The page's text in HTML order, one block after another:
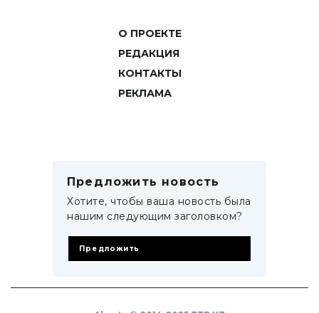
О ПРОЕКТЕ
РЕДАКЦИЯ
КОНТАКТЫ
РЕКЛАМА
Предложить новость
Хотите, чтобы ваша новость была
нашим следующим заголовком?
Предложить